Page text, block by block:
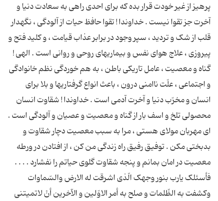
پرهیز از غیر خودت قرار بده که برای احدی راهی به سعادت دنیا و
آخرت جز تقوا نیست . خداوندا ! تقوا حافظ حیات از آلودگی ، نگهدار
قلب از شک و تردید ، سپر وجود در برابر عذاب قیامت ، و کلید فتح و
پیروزی ، علاج هوای نفس و بیماریهای روحی و روانی است . الهی !
گناه و معصیت ، عامل تاریکی باطن ، به هم خوردگی نظم خانوادگی
و اجتماعی ، علّت ناامنی درون ، باعث انواع گرفتاریها و بلا برای
انسان و مخرّب دنیا و آخرت آدمی است . خداوندا ! شقاوت انسان
محصولی تلخ و اسف بار از گناه و معصیت و عصیان و آلودگی است .
ای مهربان مولای هستی ، مرا به سبب معصیت دچار شقاوت و
بدبختی مکن . توفیق رفیق راه زندگی من کن ، از افتادن در ورطه
معصیت در امان بمانم و پنجه شقاوت گلوی حیاتم را نفشارد . . . .
فأسئلک یارب بنور وجهک الّذی اشرقت له الارض والسّماوات
وکشفت به الظّلمات و صلح به أمر الاوّلین و الآخرین أنْ لاتمیتنی